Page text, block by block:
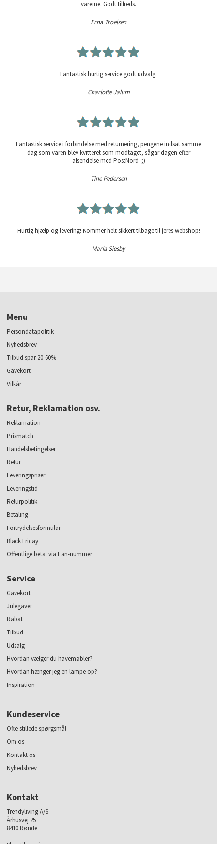
varerne. Godt tilfreds.
Erna Troelsen
Fantastisk hurtig service godt udvalg.
Charlotte Jalum
Fantastisk service i forbindelse med returnering, pengene indsat samme
dag som varen blev kvitteret som modtaget, sågar dagen efter
afsendelse med PostNord! ;)
Tine Pedersen
Hurtig hjælp og levering! Kommer helt sikkert tilbage til jeres webshop!
Maria Siesby
Menu
Persondatapolitik
Nyhedsbrev
Tilbud spar 20-60%
Gavekort
Vilkår
Retur, Reklamation osv.
Reklamation
Prismatch
Handelsbetingelser
Retur
Leveringspriser
Leveringstid
Returpolitik
Betaling
Fortrydelsesformular
Black Friday
Offentlige betal via Ean-nummer
Service
Gavekort
Julegaver
Rabat
Tilbud
Udsalg
Hvordan vælger du havemøbler?
Hvordan hænger jeg en lampe op?
Inspiration
Kundeservice
Ofte stillede spørgsmål
Om os
Kontakt os
Nyhedsbrev
Kontakt
Trendyliving A/S
Århusvej 25
8410 Rønde